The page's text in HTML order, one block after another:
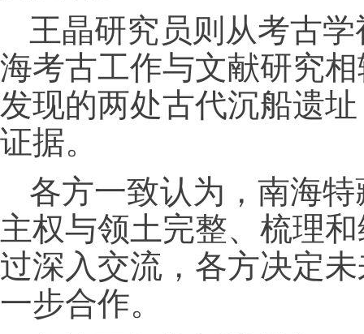
王晶研究员则从考古
海考古工作与文献研究
发现的两处古代沉船遗
证据。
各方一致认为，南海
主权与领土完整、梳理
过深入交流，各方决定
一步合作。